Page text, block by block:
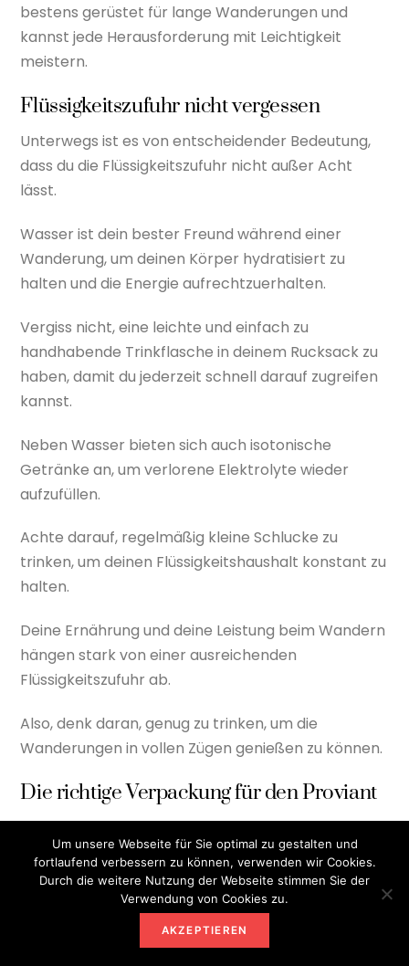
bestens gerüstet für lange Wanderungen und
kannst jede Herausforderung mit Leichtigkeit
meistern.
Flüssigkeitszufuhr nicht vergessen
Unterwegs ist es von entscheidender Bedeutung,
dass du die Flüssigkeitszufuhr nicht außer Acht
lässt.
Wasser ist dein bester Freund während einer
Wanderung, um deinen Körper hydratisiert zu
halten und die Energie aufrechtzuerhalten.
Vergiss nicht, eine leichte und einfach zu
handhabende Trinkflasche in deinem Rucksack zu
haben, damit du jederzeit schnell darauf zugreifen
kannst.
Neben Wasser bieten sich auch isotonische
Getränke an, um verlorene Elektrolyte wieder
aufzufüllen.
Achte darauf, regelmäßig kleine Schlucke zu
trinken, um deinen Flüssigkeitshaushalt konstant zu
halten.
Deine Ernährung und deine Leistung beim Wandern
hängen stark von einer ausreichenden
Flüssigkeitszufuhr ab.
Also, denk daran, genug zu trinken, um die
Wanderungen in vollen Zügen genießen zu können.
Die richtige Verpackung für den Proviant
Dein Proviant für die Wanderung sollte gut
verpackt sein, um unterwegs frisch und unversehrt
zu bleiben. Ein stabiler Rucksack ist hierbei
unerlässlich, um das Essen sicher zu transportieren.
Achte darauf, dass du Lebensmittel wie Brot und
Um unsere Webseite für Sie optimal zu gestalten und
fortlaufend verbessern zu können, verwenden wir Cookies.
Durch die weitere Nutzung der Webseite stimmen Sie der
Verwendung von Cookies zu.
AKZEPTIEREN